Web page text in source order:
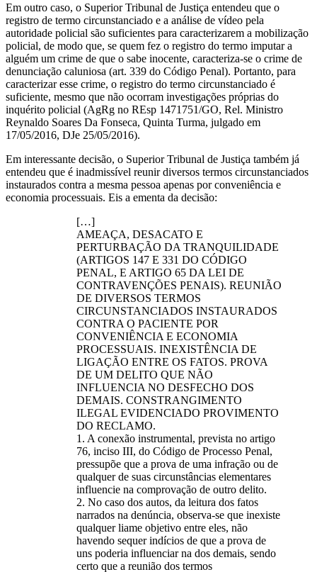
Em outro caso, o Superior Tribunal de Justiça entendeu que o
registro de termo circunstanciado e a análise de vídeo pela
autoridade policial são suficientes para caracterizarem a mobilização
policial, de modo que, se quem fez o registro do termo imputar a
alguém um crime de que o sabe inocente, caracteriza-se o crime de
denunciação caluniosa (art. 339 do Código Penal). Portanto, para
caracterizar esse crime, o registro do termo circunstanciado é
suficiente, mesmo que não ocorram investigações próprias do
inquérito policial (AgRg no REsp 1471751/GO, Rel. Ministro
Reynaldo Soares Da Fonseca, Quinta Turma, julgado em
17/05/2016, DJe 25/05/2016).
Em interessante decisão, o Superior Tribunal de Justiça também já
entendeu que é inadmissível reunir diversos termos circunstanciados
instaurados contra a mesma pessoa apenas por conveniência e
economia processuais. Eis a ementa da decisão:
[…]
AMEAÇA, DESACATO E
PERTURBAÇÃO DA TRANQUILIDADE
(ARTIGOS 147 E 331 DO CÓDIGO
PENAL, E ARTIGO 65 DA LEI DE
CONTRAVENÇÕES PENAIS). REUNIÃO
DE DIVERSOS TERMOS
CIRCUNSTANCIADOS INSTAURADOS
CONTRA O PACIENTE POR
CONVENIÊNCIA E ECONOMIA
PROCESSUAIS. INEXISTÊNCIA DE
LIGAÇÃO ENTRE OS FATOS. PROVA
DE UM DELITO QUE NÃO
INFLUENCIA NO DESFECHO DOS
DEMAIS. CONSTRANGIMENTO
ILEGAL EVIDENCIADO PROVIMENTO
DO RECLAMO.
1. A conexão instrumental, prevista no artigo
76, inciso III, do Código de Processo Penal,
pressupõe que a prova de uma infração ou de
qualquer de suas circunstâncias elementares
influencie na comprovação de outro delito.
2. No caso dos autos, da leitura dos fatos
narrados na denúncia, observa-se que inexiste
qualquer liame objetivo entre eles, não
havendo sequer indícios de que a prova de
uns poderia influenciar na dos demais, sendo
certo que a reunião dos termos